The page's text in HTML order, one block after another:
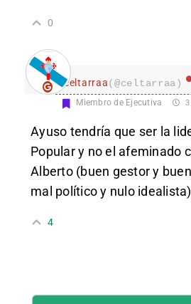
0
celtarraa(@celtarraa)
Miembro de Ejecutiva
Ayuso tendría que ser la
Popular y no el afeminado
Alberto (buen gestor y
mal político y nulo idealista)
4